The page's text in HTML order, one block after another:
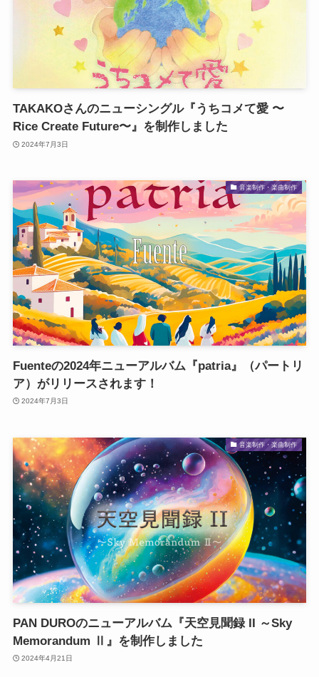
TAKAKOさんのニューシングル『うちコメて愛 〜
Rice Create Future〜』を制作しました
2024年7月3日
音楽制作・楽曲制作
Fuenteの2024年ニューアルバム『patria』（パートリ
ア）がリリースされます！
2024年7月3日
音楽制作・楽曲制作
PAN DUROのニューアルバム『天空見聞録 II ～Sky
Memorandum Ⅱ』を制作しました
2024年4月21日